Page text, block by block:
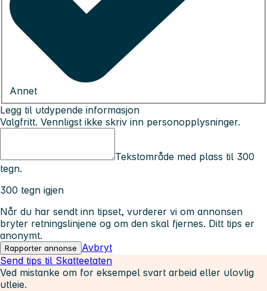
Annet
Legg til utdypende informasjon
Valgfritt. Vennligst ikke skriv inn personopplysninger.
Tekstområde med plass til 300
tegn.
300 tegn igjen
Når du har sendt inn tipset, vurderer vi om annonsen
bryter retningslinjene og om den skal fjernes. Ditt tips er
anonymt.
Rapporter annonse
Avbryt
Send tips til Skatteetaten
Ved mistanke om for eksempel svart arbeid eller ulovlig
utleie.